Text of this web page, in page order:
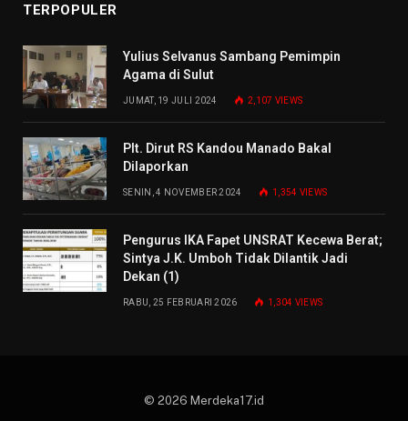
TERPOPULER
Yulius Selvanus Sambang Pemimpin
Agama di Sulut
JUMAT, 19 JULI 2024 2,107 VIEWS
Plt. Dirut RS Kandou Manado Bakal
Dilaporkan
SENIN, 4 NOVEMBER 2024 1,354 VIEWS
Pengurus IKA Fapet UNSRAT Kecewa Berat;
Sintya J.K. Umboh Tidak Dilantik Jadi
Dekan (1)
RABU, 25 FEBRUARI 2026 1,304 VIEWS
© 2026 Merdeka17.id